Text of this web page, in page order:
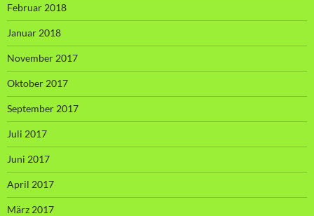
Februar 2018
Januar 2018
November 2017
Oktober 2017
September 2017
Juli 2017
Juni 2017
April 2017
März 2017